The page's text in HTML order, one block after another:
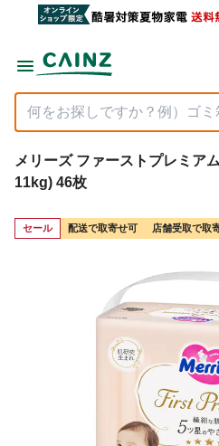
メリーズ ファーストプレミア
11kg) 46枚
セール 配送で取寄せ可 店舗受取で取